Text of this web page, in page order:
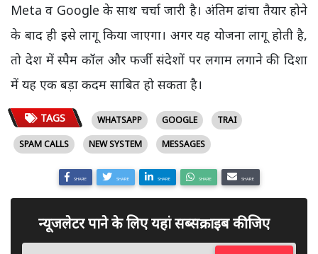
Meta व Google के साथ चर्चा जारी है। अंतिम ढांचा तैयार होने
के बाद ही इसे लागू किया जाएगा। अगर यह योजना लागू होती है,
तो देश में स्पैम कॉल और फर्जी संदेशों पर लगाम लगाने की दिशा
में यह एक बड़ा कदम साबित हो सकता है।
TAGS WHATSAPP GOOGLE
TRAI
SPAM CALLS
NEW SYSTEM MESSAGES
SHARE SHARE SHARE SHARE SHARE
न्यूजलेटर पाने के लिए यहां सब्सक्राइब कीजिए